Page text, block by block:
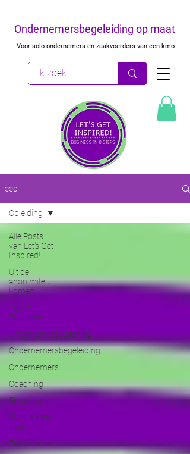
Ondernemersbegeleiding op maat
Voor solo-ondernemers en zaakvoerders van een kmo
Feed
Alle Posts
van Let's Get
Inspired!
Uit de
anonimiteit
komen
Fun In
Business
Ondernemerscoaching
Ondernemersbegeleiding
Ondernemers
Coaching
Structuur
Start je eigen
zaak
Zaakvoerder
Opleiding